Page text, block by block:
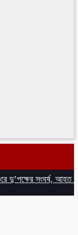
দু’পক্ষের সংঘর্ষ, আহত ৮